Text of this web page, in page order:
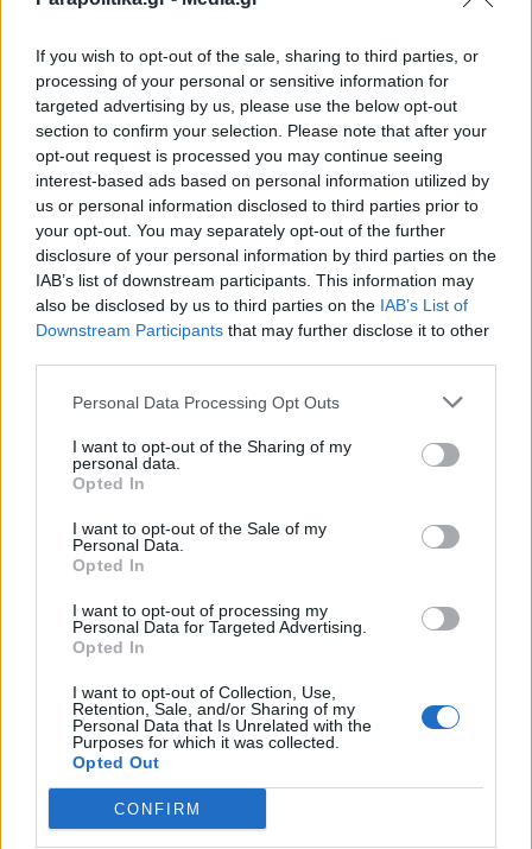
If you wish to opt-out of the sale, sharing to third parties, or
processing of your personal or sensitive information for
targeted advertising by us, please use the below opt-out
section to confirm your selection. Please note that after your
opt-out request is processed you may continue seeing
interest-based ads based on personal information utilized by
us or personal information disclosed to third parties prior to
your opt-out. You may separately opt-out of the further
disclosure of your personal information by third parties on the
IAB’s list of downstream participants. This information may
also be disclosed by us to third parties on the IAB’s List of
Downstream Participants that may further disclose it to other
Personal Data Processing Opt Outs
I want to opt-out of the Sharing of my
personal data.
Opted In
I want to opt-out of the Sale of my
Personal Data.
Opted In
I want to opt-out of processing my
Personal Data for Targeted Advertising.
Opted In
I want to opt-out of Collection, Use,
Retention, Sale, and/or Sharing of my
Personal Data that Is Unrelated with the
Purposes for which it was collected.
Opted Out
CONFIRM
για τα "Σπιτάκια Ανακύκλωσης": Πουθενά
στον κόσμο, κύριε Τσουκαλά, δεν
πωλούνται αυτά τα μηχανήματα με
60.000 ευρώ
Εγγραφή στο newsletter
Αποδέχομαι τους
και την πολιτική απορρήτου
X